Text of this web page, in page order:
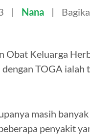
Nana
Obat Keluarga
TOGA
masih
penyakit